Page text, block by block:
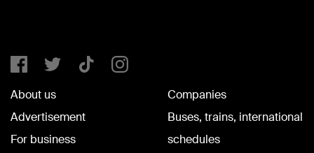
About us
Advertisement
For business
Companies
Buses, trains, international
schedules